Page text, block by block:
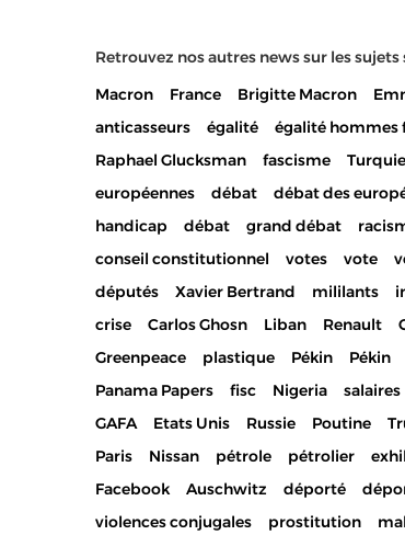
Retrouvez nos autres news sur les sujets
Macron
France Brigitte Macron
anticasseurs
égalité égalité hommes
Raphael Glucksman
fascisme Turquie
européennes
débat débat des
handicap
débat grand débat
conseil constitutionnel
votes vote
députés
Xavier Bertrand mililants
crise
Carlos Ghosn Liban Renault
Greenpeace
plastique Pékin Pékin
Panama Papers
fisc Nigeria salaires
GAFA
Etats Unis Russie Poutine
Paris
Nissan pétrole pétrolier
Facebook
Auschwitz déporté
violences conjugales
prostitution